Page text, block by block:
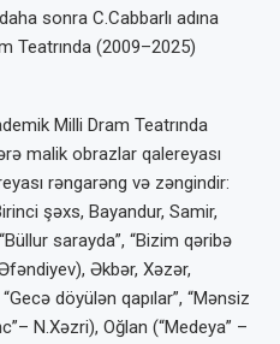
sonra C.Cabbarlı adına
Teatrında (2009–2025)
Milli Dram Teatrında
malik obrazlar qalereyası
rəngarəng və zəngindir:
şəxs, Bayandur, Samir,
sarayda”, “Bizim qəribə
Əkbər, Xəzər,
döyülən qapılar”, “Mənsiz
N.Xəzri), Oğlan (“Medeya” –